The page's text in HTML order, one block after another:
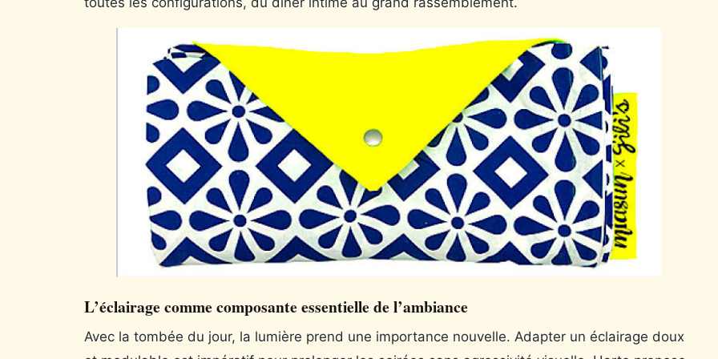
L’éclairage comme composante essentielle de l’ambiance
Avec la tombée du jour, la lumière prend une importance nouvelle. Adapter un éclairage doux